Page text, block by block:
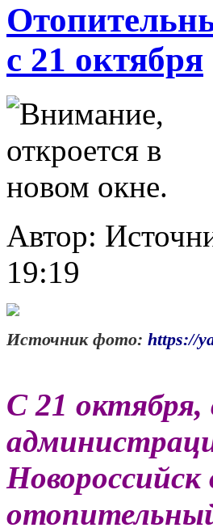
с 21 октября
Автор:
19:19
Источник фото: https://
С 21 октября,